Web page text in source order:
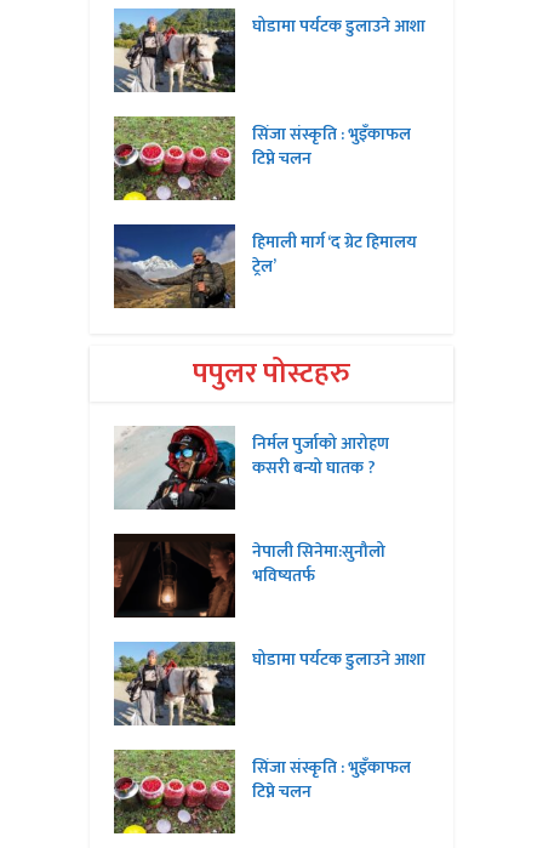
घोडामा पर्यटक डुलाउने आशा
सिंजा संस्कृति : भुइँकाफल
टिप्ने चलन
हिमाली मार्ग ‘द ग्रेट हिमालय
ट्रेल’
पपुलर पोस्टहरु
निर्मल पुर्जाको आरोहण
कसरी बन्यो घातक ?
नेपाली सिनेमा:सुनौलो
भविष्यतर्फ
घोडामा पर्यटक डुलाउने आशा
सिंजा संस्कृति : भुइँकाफल
टिप्ने चलन